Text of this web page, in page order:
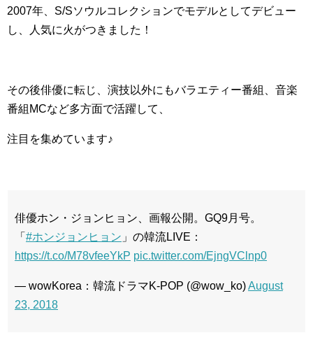
2007年、S/Sソウルコレクションでモデルとしてデビュー
し、人気に火がつきました！
その後俳優に転じ、演技以外にもバラエティー番組、音楽
番組MCなど多方面で活躍して、
注目を集めています♪
俳優ホン・ジョンヒョン、画報公開。GQ9月号。
「 #ホンジョンヒョン 」の韓流LIVE：
https://t.co/M78vfeeYkP pic.twitter.com/EjngVClnp0
— wowKorea：韓流ドラマK-POP (@wow_ko)August
23, 2018